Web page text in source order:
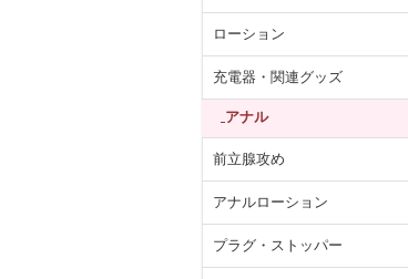
ローション
充電器・関連グッズ
アナル
前立腺攻め
アナルローション
プラグ・ストッパー